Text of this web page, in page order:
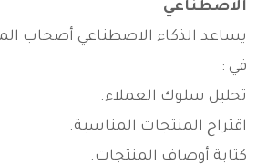
الاصطناعي
يساعد الذكاء الاصطناعي أصحاب
في :
تحليل سلوك العملاء.
اقتراح المنتجات المناسبة.
كتابة أوصاف المنتجات.